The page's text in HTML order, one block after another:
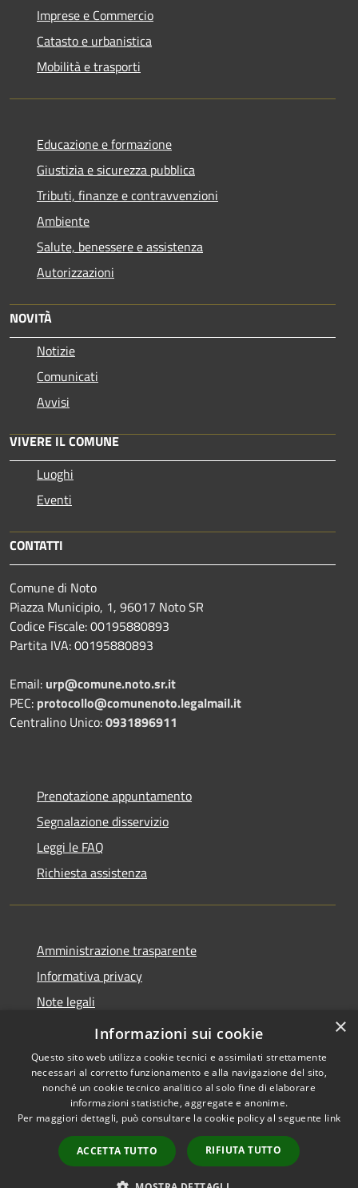
Imprese e Commercio
Catasto e urbanistica
Mobilità e trasporti
Educazione e formazione
Giustizia e sicurezza pubblica
Tributi, finanze e contravvenzioni
Ambiente
Salute, benessere e assistenza
Autorizzazioni
NOVITÀ
Notizie
Comunicati
Avvisi
VIVERE IL COMUNE
Luoghi
Eventi
CONTATTI
Comune di Noto
Piazza Municipio, 1, 96017 Noto SR
Codice Fiscale: 00195880893
Partita IVA: 00195880893
Email: urp@comune.noto.sr.it
PEC: protocollo@comunenoto.legalmail.it
Centralino Unico:0931896911
Prenotazione appuntamento
Segnalazione disservizio
Leggi le FAQ
Richiesta assistenza
Amministrazione trasparente
Informativa privacy
Note legali
Dichiarazione di accessibilità
Accessibilità
Copyright © 2026 • Città di
Noto • Powered by
Municipium•
Accesso
redazione
×
Informazioni sui cookie
Questo sito web utilizza cookie tecnici e assimilati strettamente
necessari al corretto funzionamento e alla navigazione del sito,
nonché un cookie tecnico analitico al solo fine di elaborare
informazioni statistiche, aggregate e anonime.
Per maggiori dettagli, può consultare la cookie policy al seguente link
ACCETTA TUTTO RIFIUTA TUTTO